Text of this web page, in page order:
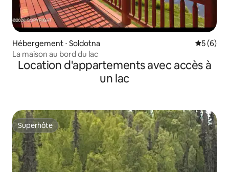
Hébergement ⋅ Soldotna
5 (6)
La maison au bord du lac
Location d'appartements avec accès à
un lac
Superhôte
Superhôte